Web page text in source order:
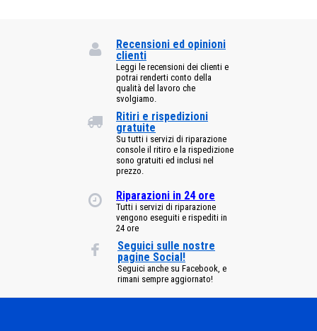
Recensioni ed opinioni
clienti
Leggi le recensioni dei clienti e
potrai renderti conto della
qualità del lavoro che
svolgiamo.
Ritiri e rispedizioni
gratuite
Su tutti i servizi di riparazione
console il ritiro e la rispedizione
sono gratuiti ed inclusi nel
prezzo.
Riparazioni in 24 ore
Tutti i servizi di riparazione
vengono eseguiti e rispediti in
24 ore
Seguici sulle nostre
pagine Social!
Seguici anche su Facebook, e
rimani sempre aggiornato!